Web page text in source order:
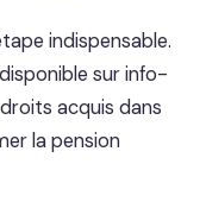
indispensable.
sur info-
acquis dans
la pension